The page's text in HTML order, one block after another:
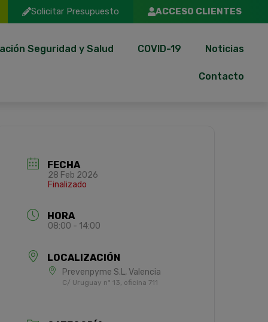
Solicitar Presupuesto ACCESO CLIENTES
Seguridad y Salud COVID-19 Noticias
Contacto
FECHA
28 Feb 2026
Finalizado
HORA
08:00 - 14:00
LOCALIZACIÓN
Prevenpyme S.L, Valencia
C/ Uruguay nº 13, oficina 711